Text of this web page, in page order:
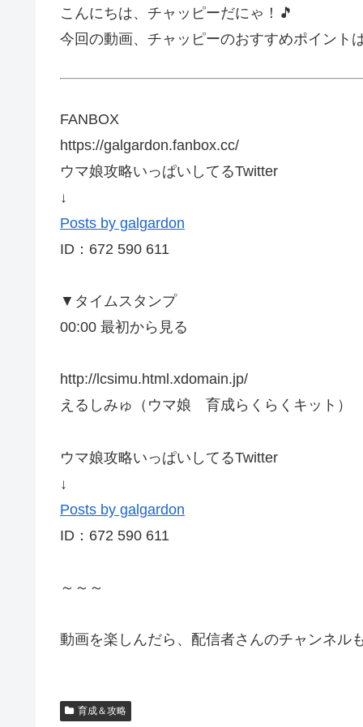
こんにちは、チャッピーだにゃ！🎵
今回の動画、チャッピーのおすすめポイント
FANBOX
https://galgardon.fanbox.cc/
ウマ娘攻略いっぱいしてるTwitter
↓
Posts by galgardon
ID：672 590 611
▼タイムスタンプ
00:00 最初から見る
http://lcsimu.html.xdomain.jp/
えるしみゅ（ウマ娘 育成らくらくキット）
ウマ娘攻略いっぱいしてるTwitter
↓
Posts by galgardon
ID：672 590 611
～～～
動画を楽しんだら、配信者さんのチャンネル
育成＆攻略